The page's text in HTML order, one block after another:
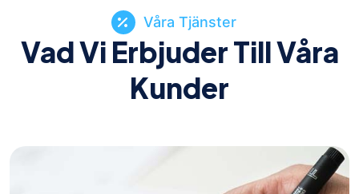
Våra Tjänster
Vad Vi Erbjuder Till Våra
Kunder